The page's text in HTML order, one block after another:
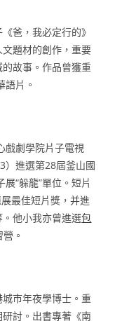
爸，我必定行的》
文題材的創作，重要
的故事。作品曾獲重
片。
戲劇學院片子電視
）進選第28屆釜山國
“躲龍”單位。短片
最佳短片獎，并進
他小我亦曾進選包
。
市年夜學博士。重
討。出書專著《南